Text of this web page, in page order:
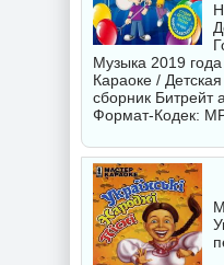
Музыка 2019
Караоке /
сборник Битрейт
Формат-Кодек: